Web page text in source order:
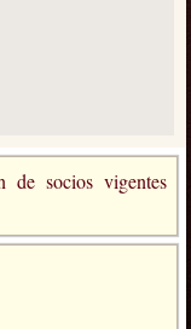
de socios vigentes